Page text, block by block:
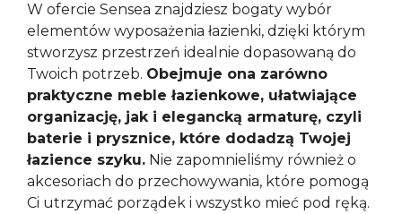
W ofercie Sensea znajdziesz bogaty wybór
elementów wyposażenia łazienki, dzięki którym
stworzysz przestrzeń idealnie dopasowaną do
Twoich potrzeb. Obejmuje ona zarówno
praktyczne meble łazienkowe, ułatwiające
organizację, jak i elegancką armaturę, czyli
baterie i prysznice, które dodadzą Twojej
łazience szyku. Nie zapomnieliśmy również o
akcesoriach do przechowywania, które pomogą
Ci utrzymać porządek i wszystko mieć pod ręką.